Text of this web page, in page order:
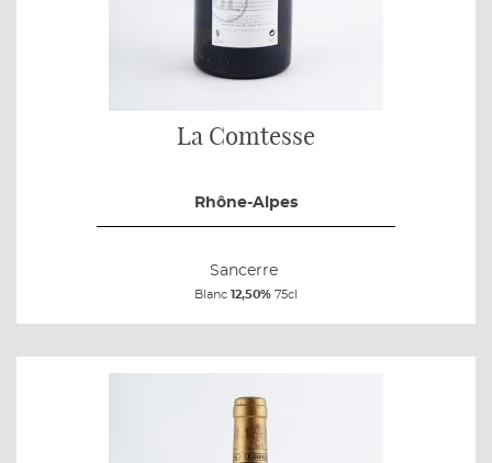
La Comtesse
Rhône-Alpes
Sancerre
Blanc 12,50% 75cl